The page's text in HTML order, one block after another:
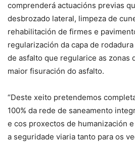
comprenderá actuacións previas
desbrozado lateral, limpeza de
rehabilitación de firmes e
regularización da capa de
de asfalto que regularice as zonas
maior fisuración do asfalto.
“Deste xeito pretendemos
100% da rede de saneamento
e cos proxectos de humanización
a seguridade viaria tanto para os